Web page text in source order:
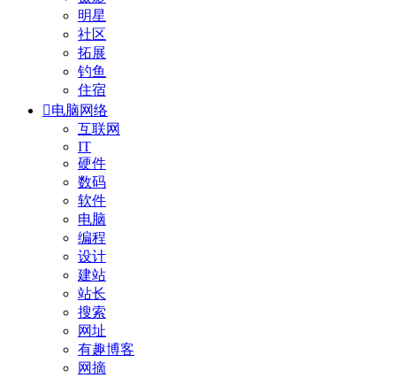
明星
社区
拓展
钓鱼
住宿
电脑网络
互联网
IT
硬件
数码
软件
电脑
编程
设计
建站
站长
搜索
网址
有趣博客
网摘